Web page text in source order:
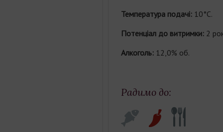
Температура подачі:10°С.
Потенціал до витримки: 2
Алкоголь:12,0% об.
Радимо до: